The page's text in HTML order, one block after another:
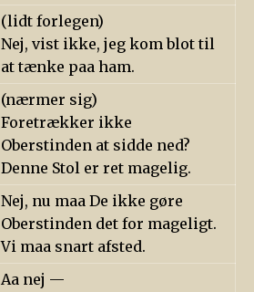
(lidt forlegen)
Nej, vist ikke, jeg kom blot til
at tænke paa ham.
(nærmer sig)
Foretrækker ikke
Oberstinden at sidde ned?
Denne Stol er ret magelig.
Nej, nu maa De ikke gøre
Oberstinden det for mageligt.
Vi maa snart afsted.
Aa nej —